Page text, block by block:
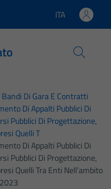
Lingua attiva:
ITA
Bandi Di Gara E Contratti
Di Appalti Pubblici Di
Pubblici Di Progettazione,
Quelli T
Di Appalti Pubblici Di
Pubblici Di Progettazione,
Quelli Tra Enti Nell’ambito